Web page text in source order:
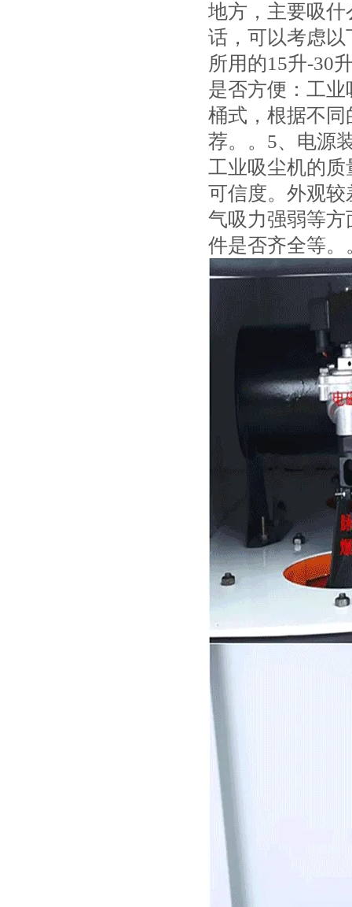
地方，主要吸
话，可以考虑
所用的15升-30
是否方便：工
桶式，根据不
荐。。5、电源
工业吸尘机的
可信度。外观
气吸力强弱等
件是否齐全等。